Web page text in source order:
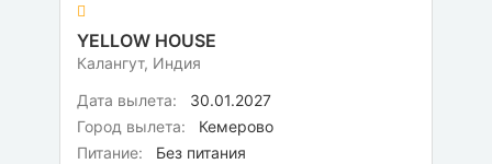
YELLOW HOUSE
Калангут, Индия
Дата вылета:
30.01.2027
Город вылета:
Кемерово
Питание:
Без питания